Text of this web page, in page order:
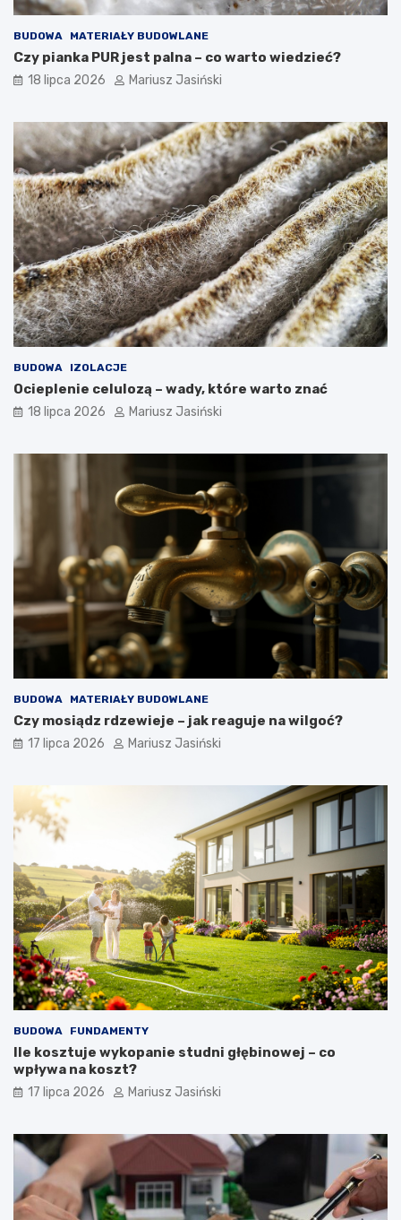
BUDOWA MATERIAŁY BUDOWLANE
Czy pianka PUR jest palna – co warto wiedzieć?
18 lipca 2026 Mariusz Jasiński
BUDOWA IZOLACJE
Ocieplenie celulozą – wady, które warto znać
18 lipca 2026 Mariusz Jasiński
BUDOWA MATERIAŁY BUDOWLANE
Czy mosiądz rdzewieje – jak reaguje na wilgoć?
17 lipca 2026 Mariusz Jasiński
BUDOWA FUNDAMENTY
Ile kosztuje wykopanie studni głębinowej – co
wpływa na koszt?
17 lipca 2026 Mariusz Jasiński